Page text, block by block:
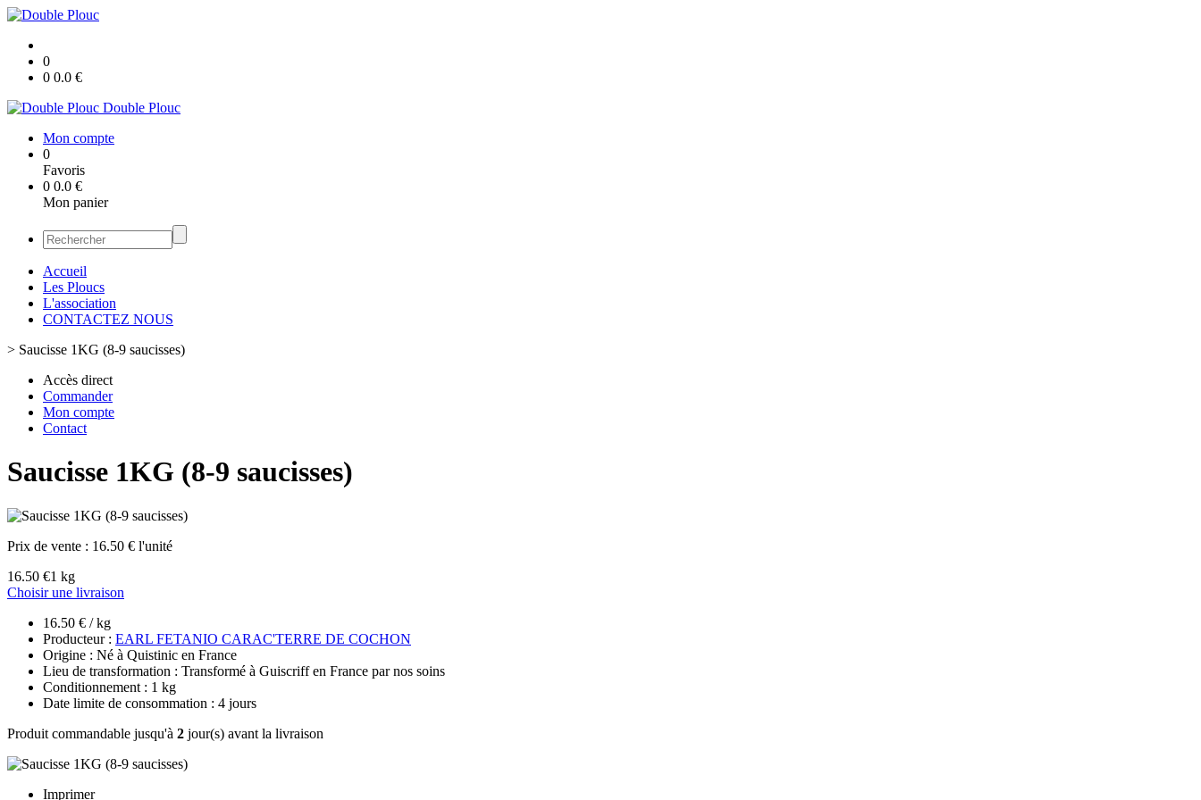
0
0 0.0 €
Double Plouc
Mon compte
0
Favoris
0 0.0 €
Mon panier
Accueil
Les Ploucs
L'association
CONTACTEZ NOUS
> Saucisse 1KG (8-9 saucisses)
Accès direct
Commander
Mon compte
Contact
Saucisse 1KG (8-9 saucisses)
Prix de vente : 16.50 € l'unité
16.50 €1 kg
Choisir une livraison
16.50 € / kg
Producteur : EARL FETANIO CARAC'TERRE DE COCHON
Origine : Né à Quistinic en France
Lieu de transformation : Transformé à Guiscriff en France par nos soins
Conditionnement : 1 kg
Date limite de consommation : 4 jours
Produit commandable jusqu'à 2 jour(s) avant la livraison
Imprimer